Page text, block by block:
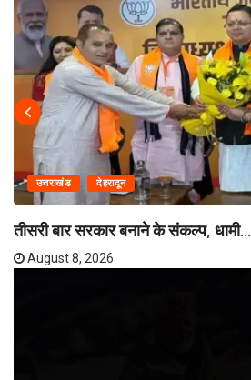
उत्तराखंड देहरादून
तीसरी बार सरकार बनाने के संकल्प, धामी...
August 8, 2026